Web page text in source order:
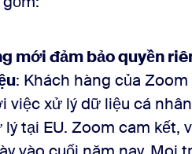
mới đảm bảo quyền
: Khách hàng của
việc xử lý dữ liệu cá
tại EU. Zoom cam kết,